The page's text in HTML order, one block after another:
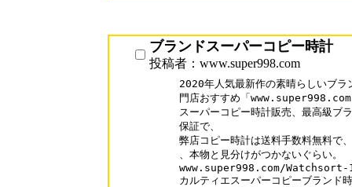
ブランドスーパーコピー時計
投稿者：www.super998.com
2020年人気最新作の素晴らしいブ
門店おすすめ「
スーパーコピー時計販売、最高級ブ
保証で、
弊店コピー時計は送料手数料無料で
、本物と見分けがつかないぐらい。
www.super998.com/
カルティエスーパーコピーブランド